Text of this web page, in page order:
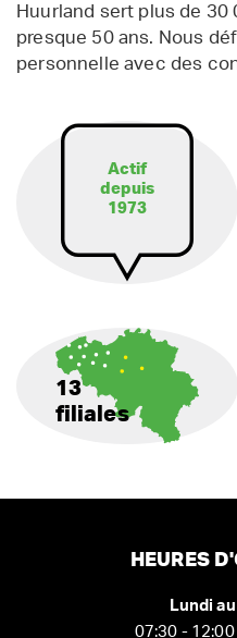
Huurland sert plus de
presque 50 ans. Nous
personnelle avec des
Actif
depuis
1973
13
filiales
HEURES
Lundi
07:30 -